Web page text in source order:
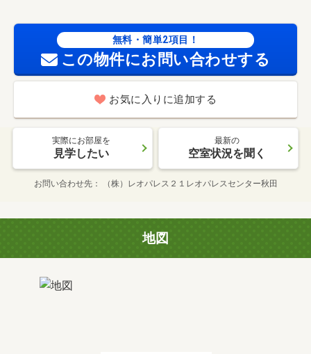
無料・簡単2項目！
この物件にお問い合わせする
お気に入りに追加する
実際にお部屋を
見学したい
最新の
空室状況を聞く
お問い合わせ先 （株）レオパレス２１レオパレスセンター秋田
地図